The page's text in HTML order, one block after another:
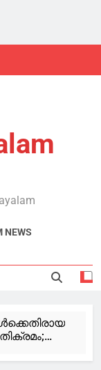
NEWS
നാളെ
വരും’;